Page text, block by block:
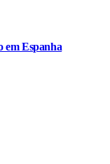
em Espanha